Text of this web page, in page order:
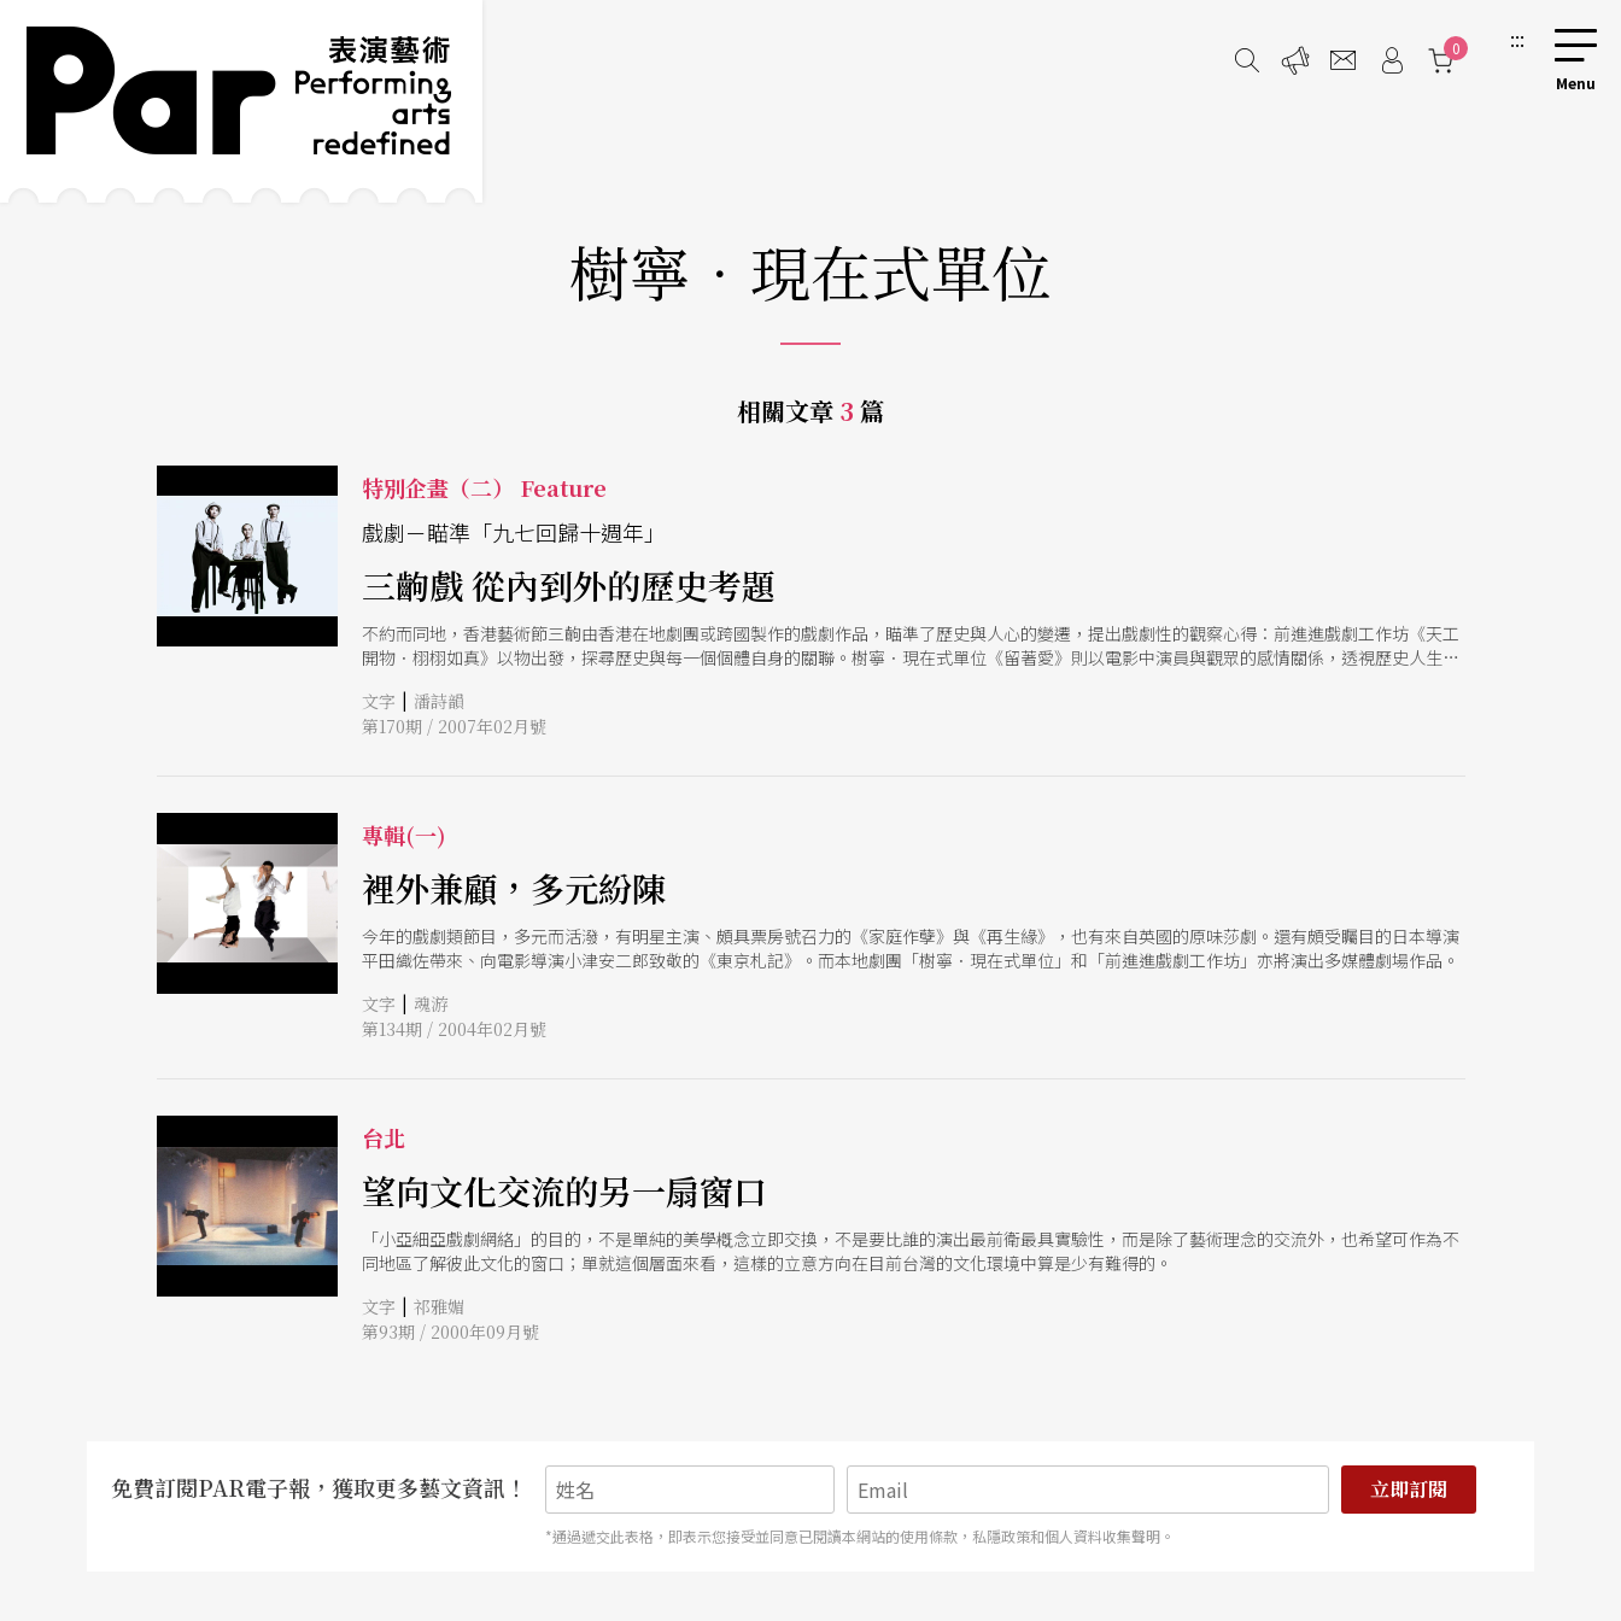
跳到主要內容區塊
網站導覽
0 :::
樹寧．現在式單位
相關文章 3 篇
特別企畫（二） Feature
戲劇－瞄準「九七回歸十週年」
三齣戲 從內到外的歷史考題
不約而同地，香港藝術節三齣由香港在地劇團或跨國製作的戲劇作品，瞄準了歷史與人心的變遷，提出戲劇性的觀察心得：前進進戲劇工作坊《天工
開物．栩栩如真》以物出發，探尋歷史與每一個個體自身的關聯。樹寧．現在式單位《留著愛》則以電影中演員與觀眾的感情關係，透視歷史人生。
文字 | 潘詩韻
第170期 / 2007年02月號
專輯(一)
裡外兼顧，多元紛陳
今年的戲劇類節目，多元而活潑，有明星主演、頗具票房號召力的《家庭作孽》與《再生緣》，也有來自英國的原味莎劇。還有頗受矚目的日本導演
平田織佐帶來、向電影導演小津安二郎致敬的《東京札記》。而本地劇團「樹寧．現在式單位」和「前進進戲劇工作坊」亦將演出多媒體劇場作品。
文字 | 魂游
第134期 / 2004年02月號
台北
望向文化交流的另一扇窗口
「小亞細亞戲劇網絡」的目的，不是單純的美學槪念立即交換，不是要比誰的演出最前衛最具實驗性，而是除了藝術理念的交流外，也希望可作為不
同地區了解彼此文化的窗口；單就這個層面來看，這樣的立意方向在目前台灣的文化環境中算是少有難得的。
文字 | 祁雅媚
第93期 / 2000年09月號
免費訂閱PAR電子報，獲取更多藝文資訊！ 立即訂閱
*通過遞交此表格，即表示您接受並同意已閱讀本網站的使用條款，私隱政策和個人資料收集聲明。